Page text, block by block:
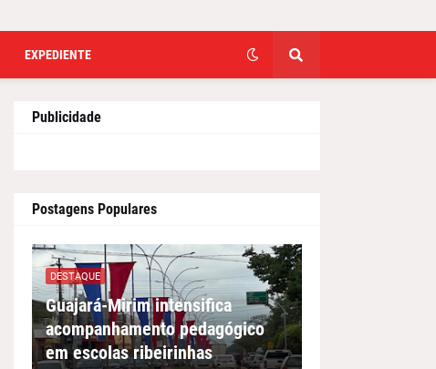
EXPEDIENTE
Publicidade
Postagens Populares
DESTAQUE
Guajará-Mirim intensifica
acompanhamento pedagógico
em escolas ribeirinhas